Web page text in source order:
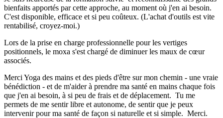
bienfaits apportés par cette approche, au moment où j'en ai besoin.
C'est disponible, efficace et si peu coûteux. (L'achat d'outils est vite
rentabilisé, croyez-moi.)
Lors de la prise en charge professionnelle pour les vertiges
positionnels, le moxa s'est chargé de diminuer les maux de cœur
associés.
Merci Yoga des mains et des pieds d'être sur mon chemin - une vraie
bénédiction - et de m'aider à prendre ma santé en mains chaque fois
que j'en ai besoin, à si peu de frais et de déplacement. Tu me
permets de me sentir libre et autonome, de sentir que je peux
intervenir pour ma santé de façon si naturelle et si simple. Merci.